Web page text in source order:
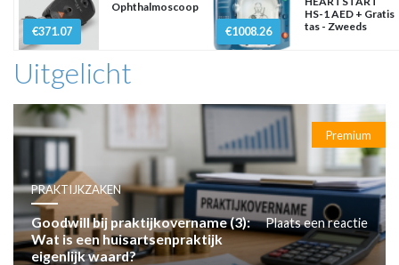
€371.07
Ophthalmoscoop
€1008.26
HS-1 AED + Gratis
tas - Zweeds
Uitgelicht
Premium
PRAKTIJKZAKEN
Goodwill bij praktijkovername (3):
Wat is een huisartsenpraktijk
eigenlijk waard?
Plaats een reactie